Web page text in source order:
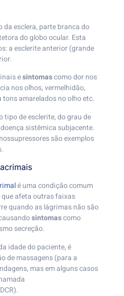
da esclera, parte branca do
do globo ocular. Esta
a esclerite anterior (grande
esintomascomo dor nos
nos olhos, vermelhidão,
amarelados no olho etc.
tipo de esclerite, do grau de
sistêmica subjacente.
são exemplos
é uma condição comum
afeta outras faixas
quando as lágrimas não são
sintomascomo
secreção.
idade do paciente, é
de massagens (para a
mas em alguns casos